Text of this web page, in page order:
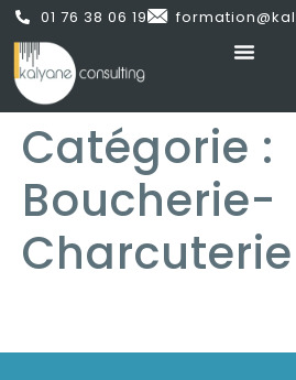
01 76 38 06 19
Catégorie :
Boucherie-
Charcuterie